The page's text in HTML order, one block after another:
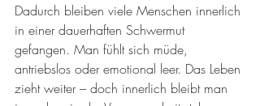
Dadurch bleiben viele Menschen innerlich
in einer dauerhaften Schwermut
gefangen. Man fühlt sich müde,
antriebslos oder emotional leer. Das Leben
zieht weiter – doch innerlich bleibt man